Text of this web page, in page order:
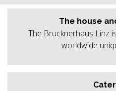
The house
The Brucknerhaus Linz
worldwide